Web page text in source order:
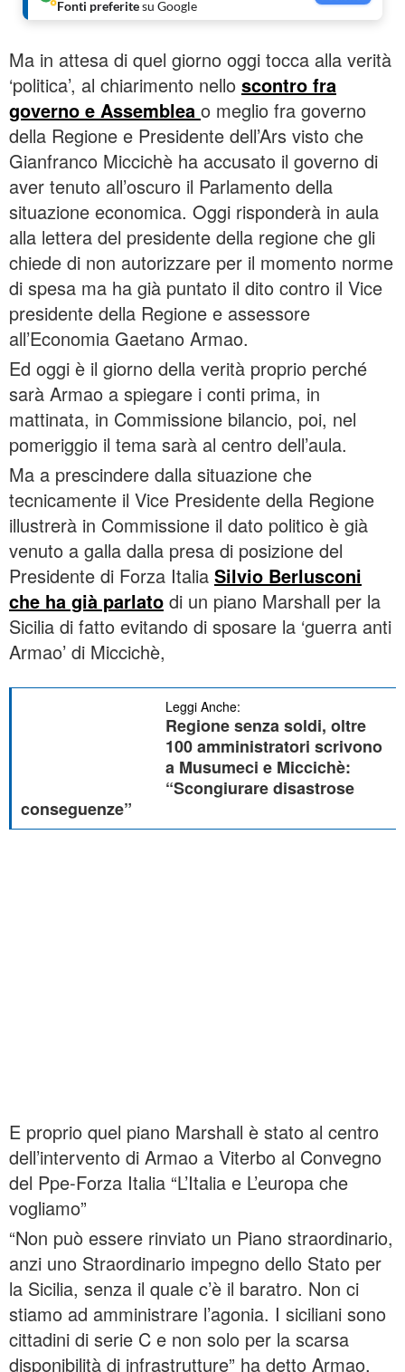
Fonti preferitesu Google
Ma in attesa di quel giorno oggi tocca alla verità
‘politica’, al chiarimento nello scontro fra
governo e Assemblea o meglio fra governo
della Regione e Presidente dell’Ars visto che
Gianfranco Miccichè ha accusato il governo di
aver tenuto all’oscuro il Parlamento della
situazione economica. Oggi risponderà in aula
alla lettera del presidente della regione che gli
chiede di non autorizzare per il momento norme
di spesa ma ha già puntato il dito contro il Vice
presidente della Regione e assessore
all’Economia Gaetano Armao.
Ed oggi è il giorno della verità proprio perché
sarà Armao a spiegare i conti prima, in
mattinata, in Commissione bilancio, poi, nel
pomeriggio il tema sarà al centro dell’aula.
Ma a prescindere dalla situazione che
tecnicamente il Vice Presidente della Regione
illustrerà in Commissione il dato politico è già
venuto a galla dalla presa di posizione del
Presidente di Forza Italia Silvio Berlusconi
che ha già parlato di un piano Marshall per la
Sicilia di fatto evitando di sposare la ‘guerra anti
Armao’ di Miccichè,
Leggi Anche:
Regione senza soldi, oltre
100 amministratori scrivono
a Musumeci e Miccichè:
“Scongiurare disastrose
conseguenze”
E proprio quel piano Marshall è stato al centro
dell’intervento di Armao a Viterbo al Convegno
del Ppe-Forza Italia “L’Italia e L’europa che
vogliamo”
“Non può essere rinviato un Piano straordinario,
anzi uno Straordinario impegno dello Stato per
la Sicilia, senza il quale c’è il baratro. Non ci
stiamo ad amministrare l’agonia. I siciliani sono
cittadini di serie C e non solo per la scarsa
disponibilità di infrastrutture” ha detto Armao.